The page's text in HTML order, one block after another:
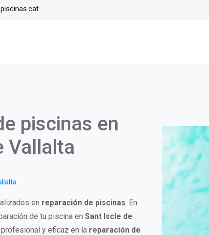
piscinas en
Vallalta
en reparación de piscinas. En
de tu piscina en Sant Iscle de
y eficaz en la reparación de